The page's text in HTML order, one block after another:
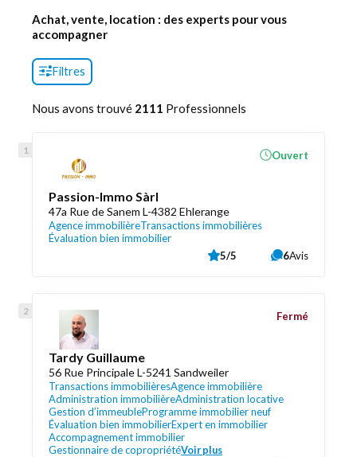
Achat, vente, location : des experts pour vous
accompagner
Filtres
Nous avons trouvé 2111 Professionnels
Passion-Immo Sàrl
47a Rue de Sanem L-4382 Ehlerange
Agence immobilièreTransactions immobilières
Évaluation bien immobilier
Ouvert
5/5 6Avis
Tardy Guillaume
56 Rue Principale L-5241 Sandweiler
Transactions immobilièresAgence immobilière
Administration immobilièreAdministration locative
Gestion d’immeubleProgramme immobilier neuf
Évaluation bien immobilierExpert en immobilier
Accompagnement immobilier
Gestionnaire de copropriétéVoir plus
Fermé